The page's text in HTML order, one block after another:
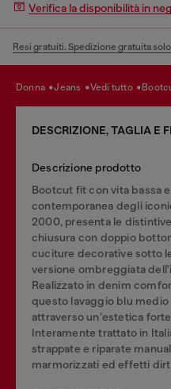
Verifica la disponibilità in
Resi gratuiti. Spedizione gratuita
donna jeans vedi tutto
DESCRIZIONE, TAGLIA E
Descrizione prodotto
Bootcut fit con vita bassa
contemporanea degli
2000, presenta le
chiusura con doppio
cuciture decorative sotto
versione ombreggiata
Realizzato in denim
questo lavaggio blu medio
attraverso un’estetica
Interamente trattato in
strappate e riparate
marmorizzati ed effetti dirt